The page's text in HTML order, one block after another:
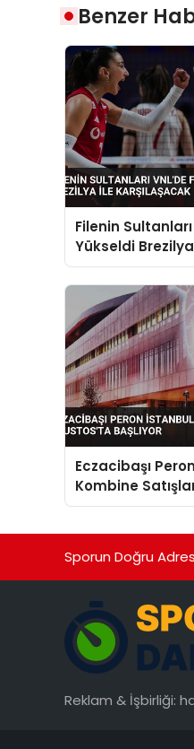
Benzer
Filenin
Yükseldi
Karşılaşacak
Eczacibaşı
Kombine
Ağustos’ta
Sporun Doğru
Reklam & İşbirliği: